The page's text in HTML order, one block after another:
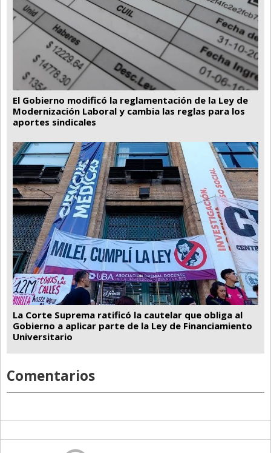
El Gobierno modificó la reglamentación de la Ley de
Modernización Laboral y cambia las reglas para los
aportes sindicales
La Corte Suprema ratificó la cautelar que obliga al
Gobierno a aplicar parte de la Ley de Financiamiento
Universitario
Comentarios